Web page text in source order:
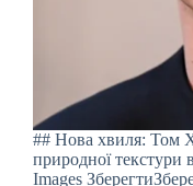
## Нова хвиля: Том
природної текстури
Images